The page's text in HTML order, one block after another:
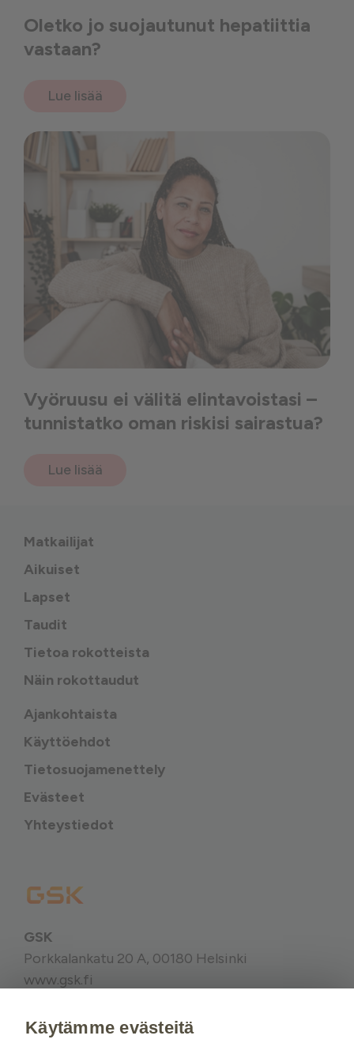
Oletko jo suojautunut hepatiittia
vastaan?
Lue lisää
Vyöruusu ei välitä elintavoistasi –
tunnistatko oman riskisi sairastua?
Lue lisää
Matkailijat
Aikuiset
Lapset
Taudit
Tietoa rokotteista
Näin rokottaudut
Ajankohtaista
Käyttöehdot
Tietosuojamenettely
Evästeet
Yhteystiedot
GSK
Porkkalankatu 20 A, 00180 Helsinki
www.gsk.fi
Käytämme evästeitä